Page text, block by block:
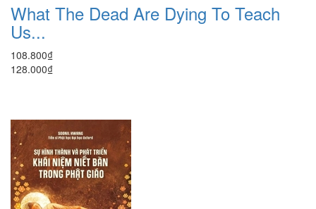
What The Dead Are Dying To Teach
Us...
108.800₫
128.000₫